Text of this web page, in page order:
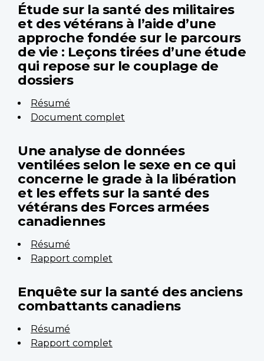
Étude sur la santé des militaires
et des vétérans à l’aide d’une
approche fondée sur le parcours
de vie : Leçons tirées d’une étude
qui repose sur le couplage de
dossiers
Résumé
Document complet
Une analyse de données
ventilées selon le sexe en ce qui
concerne le grade à la libération
et les effets sur la santé des
vétérans des Forces armées
canadiennes
Résumé
Rapport complet
Enquête sur la santé des anciens
combattants canadiens
Résumé
Rapport complet